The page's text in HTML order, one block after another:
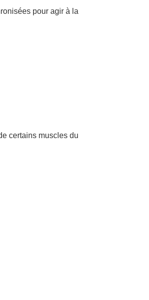
pour agir à la
certains muscles du